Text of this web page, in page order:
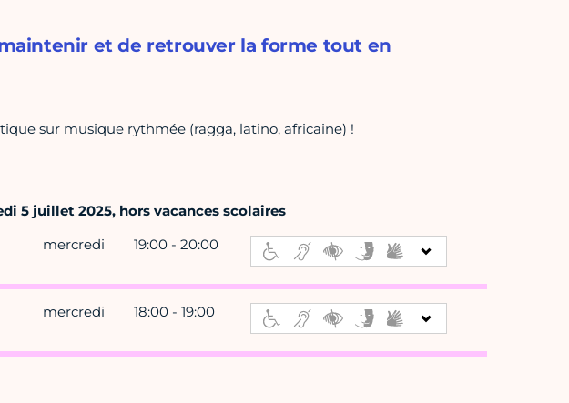
et de retrouver la forme tout en
sur musique rythmée (ragga, latino, africaine) !
5 juillet 2025, hors vacances scolaires
mercredi 19:00 - 20:00
mercredi 18:00 - 19:00